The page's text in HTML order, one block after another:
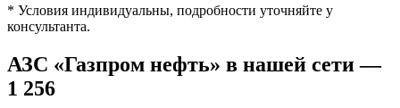
* Условия индивидуальны, подробности уточняйте у
консультанта.
АЗС «Газпром нефть» в нашей сети —
1 256